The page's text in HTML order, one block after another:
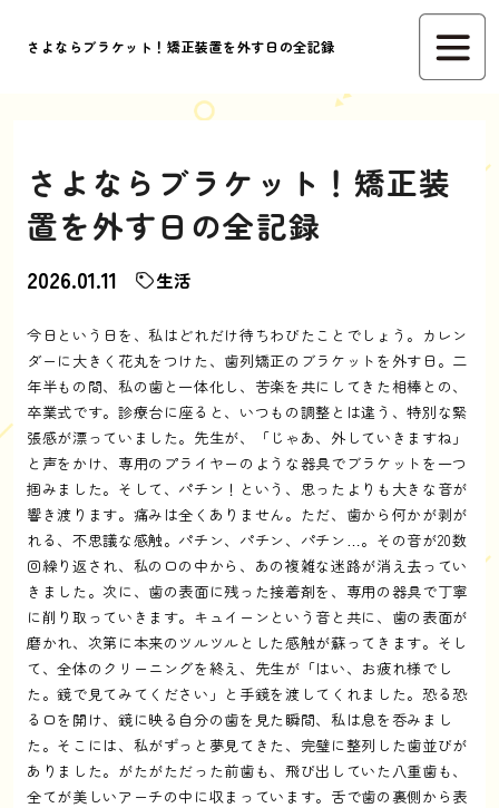
さよならブラケット！矯正装置を外す日の全記録
さよならブラケット！矯正装
置を外す日の全記録
2026.01.11 生活
今日という日を、私はどれだけ待ちわびたことでしょう。カレン
ダーに大きく花丸をつけた、歯列矯正のブラケットを外す日。二
年半もの間、私の歯と一体化し、苦楽を共にしてきた相棒との、
卒業式です。診療台に座ると、いつもの調整とは違う、特別な緊
張感が漂っていました。先生が、「じゃあ、外していきますね」
と声をかけ、専用のプライヤーのような器具でブラケットを一つ
掴みました。そして、パチン！という、思ったよりも大きな音が
響き渡ります。痛みは全くありません。ただ、歯から何かが剥が
れる、不思議な感触。パチン、パチン、パチン…。その音が20数
回繰り返され、私の口の中から、あの複雑な迷路が消え去ってい
きました。次に、歯の表面に残った接着剤を、専用の器具で丁寧
に削り取っていきます。キュイーンという音と共に、歯の表面が
磨かれ、次第に本来のツルツルとした感触が蘇ってきます。そし
て、全体のクリーニングを終え、先生が「はい、お疲れ様でし
た。鏡で見てみてください」と手鏡を渡してくれました。恐る恐
る口を開け、鏡に映る自分の歯を見た瞬間、私は息を呑みまし
た。そこには、私がずっと夢見てきた、完璧に整列した歯並びが
ありました。がたがただった前歯も、飛び出していた八重歯も、
全てが美しいアーチの中に収まっています。舌で歯の裏側から表